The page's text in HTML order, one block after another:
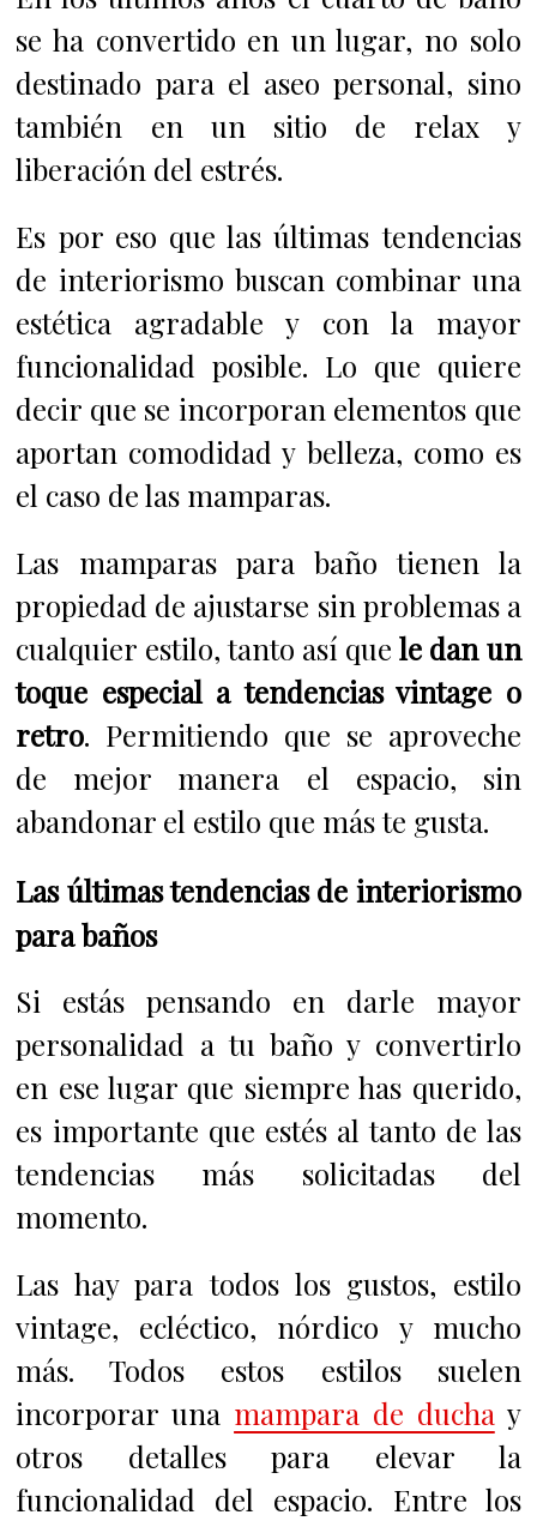
se ha convertido en un lugar, no solo
destinado para el aseo personal, sino
también en un sitio de relax y
liberación del estrés.
Es por eso que las últimas tendencias
de interiorismo buscan combinar una
estética agradable y con la mayor
funcionalidad posible. Lo que quiere
decir que se incorporan elementos que
aportan comodidad y belleza, como es
el caso de las mamparas.
Las mamparas para baño tienen la
propiedad de ajustarse sin problemas a
cualquier estilo, tanto así quele dan un
toque especial a tendencias vintage o
retro. Permitiendo que se aproveche
de mejor manera el espacio, sin
abandonar el estilo que más te gusta.
Las últimas tendencias de interiorismo
para baños
Si estás pensando en darle mayor
personalidad a tu baño y convertirlo
en ese lugar que siempre has querido,
es importante que estés al tanto de las
tendencias más solicitadas del
momento.
Las hay para todos los gustos, estilo
vintage, ecléctico, nórdico y mucho
más. Todos estos estilos suelen
incorporar una mampara de duchay
otros detalles para elevar la
funcionalidad del espacio. Entre los